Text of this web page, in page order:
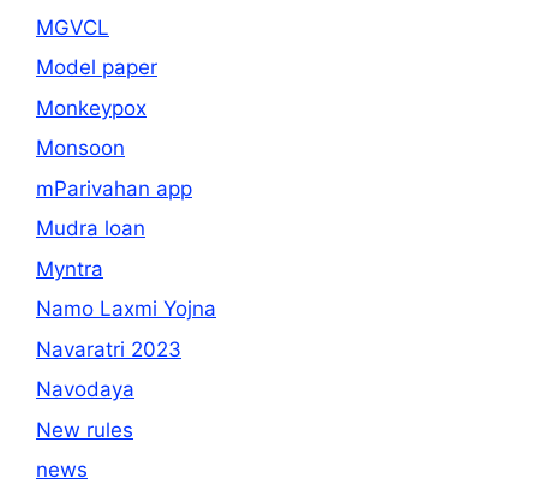
MGVCL
Model paper
Monkeypox
Monsoon
mParivahan app
Mudra loan
Myntra
Namo Laxmi Yojna
Navaratri 2023
Navodaya
New rules
news